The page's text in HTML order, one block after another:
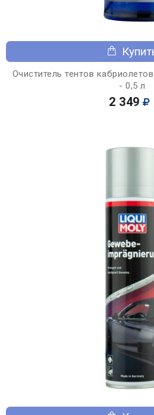
Очиститель тентов
- 0,5 л
2 349